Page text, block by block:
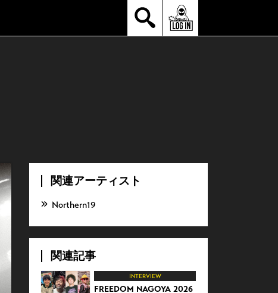
関連アーティスト
Northern19
関連記事
INTERVIEW
FREEDOM NAGOYA 2026